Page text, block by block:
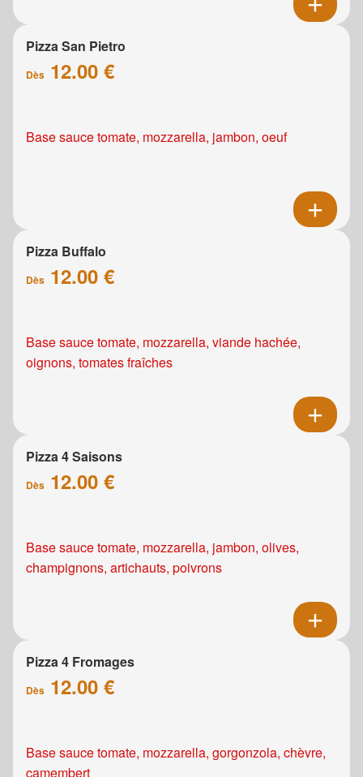
Pizza San Pietro
Dès 12.00 €
Base sauce tomate, mozzarella, jambon, oeuf
Pizza Buffalo
Dès 12.00 €
Base sauce tomate, mozzarella, viande hachée,
oignons, tomates fraîches
Pizza 4 Saisons
Dès 12.00 €
Base sauce tomate, mozzarella, jambon, olives,
champignons, artichauts, poivrons
Pizza 4 Fromages
Dès 12.00 €
Base sauce tomate, mozzarella, gorgonzola, chèvre,
camembert